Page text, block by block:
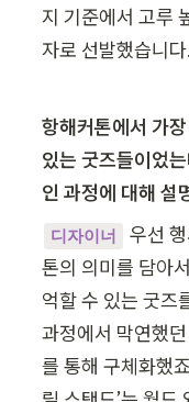
지 기준에서 고루
자로 선발했습니다.
항해커톤에서 가
있는 굿즈들이었
인 과정에 대해 설
디자이너
우선
톤의 의미를 담아
억할 수 있는 굿즈
과정에서 막연했
를 통해 구체화했